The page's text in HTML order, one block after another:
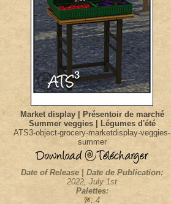
Market display | Présentoir de marché
Summer veggies | Légumes d'été
ATS3-object-grocery-marketdisplay-veggies-
summer
Date of Release | Date de Publication:
2022, July 1st
Palettes:
: 4